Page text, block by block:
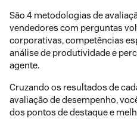
São 4 metodologias de
vendedores com perguntas
corporativas, competências
análise de produtividade e
agente.
Cruzando os resultados de
avaliação de desempenho,
dos pontos de destaque e